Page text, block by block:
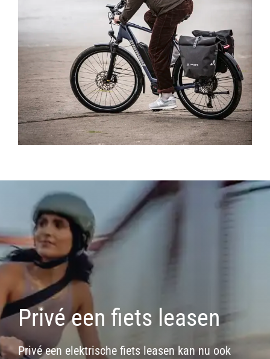
Privé een fiets leasen
Privé een elektrische fiets leasen kan nu ook